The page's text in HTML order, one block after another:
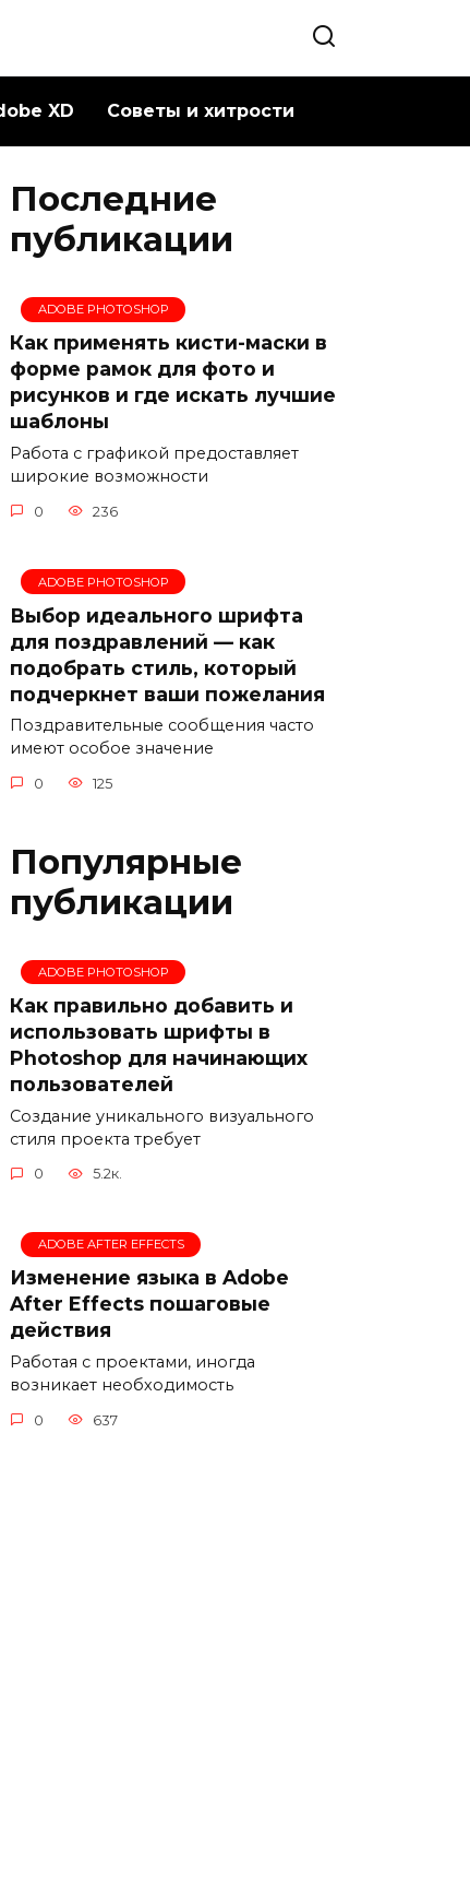
XD Советы и хитрости
Последние
публикации
ADOBE PHOTOSHOP
Как применять кисти-маски в
форме рамок для фото и
рисунков и где искать лучшие
шаблоны
Работа с графикой предоставляет
широкие возможности
0 236
ADOBE PHOTOSHOP
Выбор идеального шрифта
для поздравлений — как
подобрать стиль, который
подчеркнет ваши пожелания
Поздравительные сообщения часто
имеют особое значение
0 125
Популярные
публикации
ADOBE PHOTOSHOP
Как правильно добавить и
использовать шрифты в
Photoshop для начинающих
пользователей
Создание уникального визуального
стиля проекта требует
0 5.2к.
ADOBE AFTER EFFECTS
Изменение языка в Adobe
After Effects пошаговые
действия
Работая с проектами, иногда
возникает необходимость
0 637